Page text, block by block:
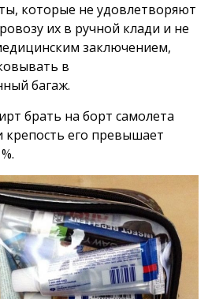
которые не удовлетворяют
их в ручной клади и не
заключением,
в
багаж.
брать на борт самолета
крепость его превышает